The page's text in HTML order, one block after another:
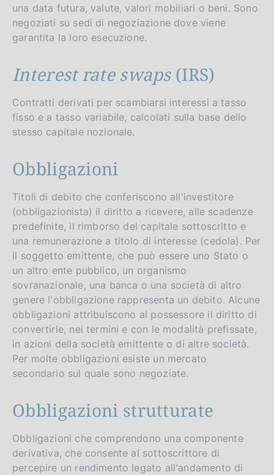
una data futura, valute, valori mobiliari o beni. Sono
negoziati su sedi di negoziazione dove viene
garantita la loro esecuzione.
Interest rate swaps(IRS)
Contratti derivati per scambiarsi interessi a tasso
fisso e a tasso variabile, calcolati sulla base dello
stesso capitale nozionale.
Obbligazioni
Titoli di debito che conferiscono all'investitore
(obbligazionista) il diritto a ricevere, alle scadenze
predefinite, il rimborso del capitale sottoscritto e
una remunerazione a titolo di interesse (cedola). Per
il soggetto emittente, che può essere uno Stato o
un altro ente pubblico, un organismo
sovranazionale, una banca o una società di altro
genere l'obbligazione rappresenta un debito. Alcune
obbligazioni attribuiscono al possessore il diritto di
convertirle, nei termini e con le modalità prefissate,
in azioni della società emittente o di altre società.
Per molte obbligazioni esiste un mercato
secondario sul quale sono negoziate.
Obbligazioni strutturate
Obbligazioni che comprendono una componente
derivativa, che consente al sottoscrittore di
percepire un rendimento legato all'andamento di